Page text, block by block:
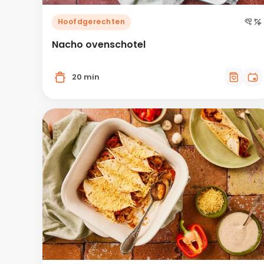
Hoofdgerechten
Nacho ovenschotel
20 min